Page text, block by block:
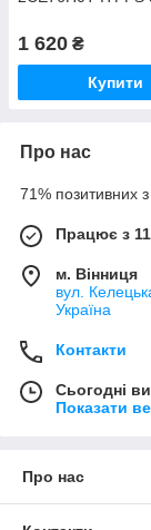
1 620 ₴
Купити
Про нас
71% позитивних з
Працює з
м. Вінниця
вул.
Україна
Контакти
Сьогодні
Показати
Про нас